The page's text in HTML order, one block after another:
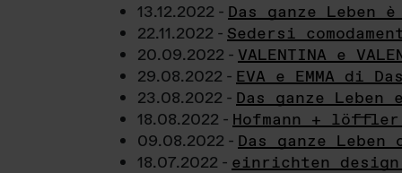
13.12.2022 - Das ganze
22.11.2022 - Sedersi
20.09.2022 - VALENTINA e
29.08.2022 - EVA e EMMA di
23.08.2022 - Das ganze
18.08.2022 - Hofmann +
09.08.2022 - Das ganze
18.07.2022 - einrichten